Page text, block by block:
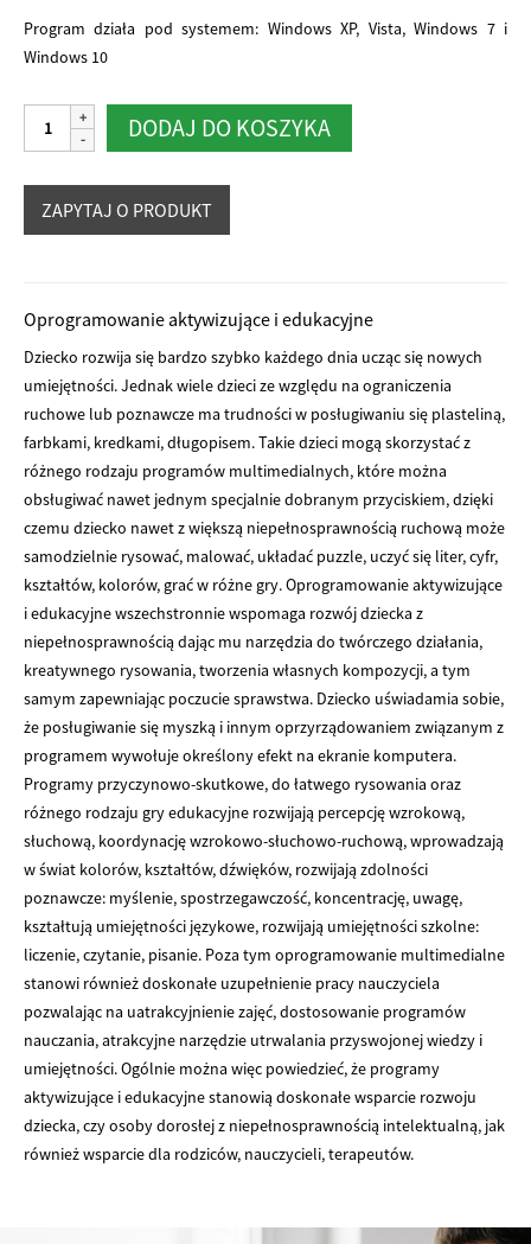
Program działa pod systemem: Windows XP, Vista, Windows 7 i
Windows 10
ilość
Kolorowe
DODAJ DO KOSZYKA
Oprogramowanie aktywizujące i edukacyjne
Dziecko rozwija się bardzo szybko każdego dnia ucząc się nowych
umiejętności. Jednak wiele dzieci ze względu na ograniczenia
ruchowe lub poznawcze ma trudności w posługiwaniu się plasteliną,
farbkami, kredkami, długopisem. Takie dzieci mogą skorzystać z
różnego rodzaju programów multimedialnych, które można
obsługiwać nawet jednym specjalnie dobranym przyciskiem, dzięki
czemu dziecko nawet z większą niepełnosprawnością ruchową może
samodzielnie rysować, malować, układać puzzle, uczyć się liter, cyfr,
kształtów, kolorów, grać w różne gry. Oprogramowanie aktywizujące
i edukacyjne wszechstronnie wspomaga rozwój dziecka z
niepełnosprawnością dając mu narzędzia do twórczego działania,
kreatywnego rysowania, tworzenia własnych kompozycji, a tym
samym zapewniając poczucie sprawstwa. Dziecko uświadamia sobie,
że posługiwanie się myszką i innym oprzyrządowaniem związanym z
programem wywołuje określony efekt na ekranie komputera.
Programy przyczynowo-skutkowe, do łatwego rysowania oraz
różnego rodzaju gry edukacyjne rozwijają percepcję wzrokową,
słuchową, koordynację wzrokowo-słuchowo-ruchową, wprowadzają
w świat kolorów, kształtów, dźwięków, rozwijają zdolności
poznawcze: myślenie, spostrzegawczość, koncentrację, uwagę,
kształtują umiejętności językowe, rozwijają umiejętności szkolne:
liczenie, czytanie, pisanie. Poza tym oprogramowanie multimedialne
stanowi również doskonałe uzupełnienie pracy nauczyciela
pozwalając na uatrakcyjnienie zajęć, dostosowanie programów
nauczania, atrakcyjne narzędzie utrwalania przyswojonej wiedzy i
umiejętności. Ogólnie można więc powiedzieć, że programy
aktywizujące i edukacyjne stanowią doskonałe wsparcie rozwoju
dziecka, czy osoby dorosłej z niepełnosprawnością intelektualną, jak
również wsparcie dla rodziców, nauczycieli, terapeutów.